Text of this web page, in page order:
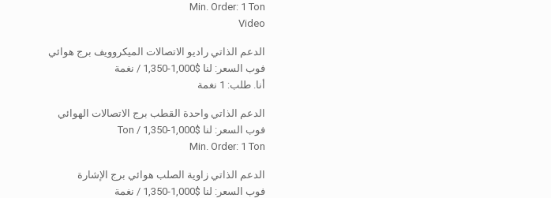
Min. Order: 1 Ton
Video
الدعم الذاتي راديو الاتصالات الميكروويف برج هوائي
فوب السعر: لنا $1,000-1,350 / نغمة
أنا. طلب: 1 نغمة
الدعم الذاتي واحدة القطب برج الاتصالات الهوائي
فوب السعر: لنا $1,000-1,350 / Ton
Min. Order: 1 Ton
الدعم الذاتي زاوية الصلب هوائي برج الإشارة
فوب السعر: لنا $1,000-1,350 / نغمة